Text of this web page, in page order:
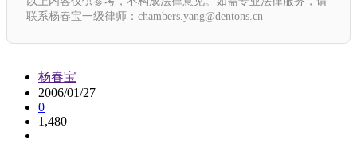
联系杨春宝一级律师：chambers.yang@dentons.cn
杨春宝
2006/01/27
0
1,480